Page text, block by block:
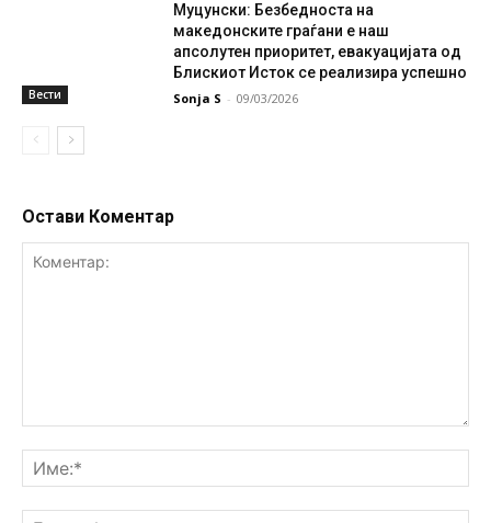
Вести
Муцунски: Безбедноста на
македонските граѓани е наш
апсолутен приоритет, евакуацијата од
Блискиот Исток се реализира успешно
Sonja S - 09/03/2026
Остави Коментар